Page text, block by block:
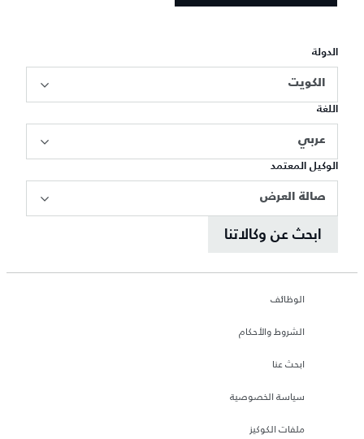
الدولة
الكويت
اللغة
عربي
الوكيل المعتمد
صالة العرض
ابحث عن وكالاتنا
الوظائف
الشروط والأحكام
ابحث عنا
سياسة الخصوصية
ملفات الكوكيز